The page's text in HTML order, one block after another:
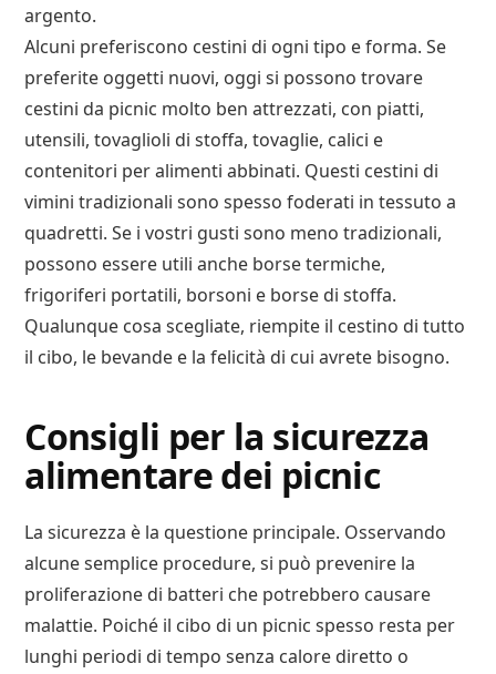
argento.
Alcuni preferiscono cestini di ogni tipo e forma. Se
preferite oggetti nuovi, oggi si possono trovare
cestini da picnic molto ben attrezzati, con piatti,
utensili, tovaglioli di stoffa, tovaglie, calici e
contenitori per alimenti abbinati. Questi cestini di
vimini tradizionali sono spesso foderati in tessuto a
quadretti. Se i vostri gusti sono meno tradizionali,
possono essere utili anche borse termiche,
frigoriferi portatili, borsoni e borse di stoffa.
Qualunque cosa scegliate, riempite il cestino di tutto
il cibo, le bevande e la felicità di cui avrete bisogno.
Consigli per la sicurezza
alimentare dei picnic
La sicurezza è la questione principale. Osservando
alcune semplice procedure, si può prevenire la
proliferazione di batteri che potrebbero causare
malattie. Poiché il cibo di un picnic spesso resta per
lunghi periodi di tempo senza calore diretto o